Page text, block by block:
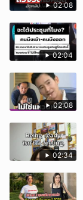
02:08
02:04
02:08
02:34